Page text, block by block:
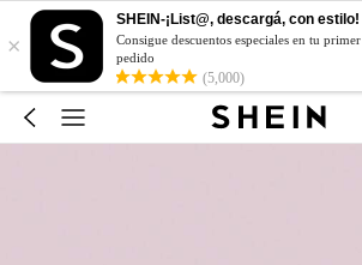
×
SHEIN-¡List@, descargá, con estilo!
Consigue descuentos especiales en tu primer
pedido
(5,000)